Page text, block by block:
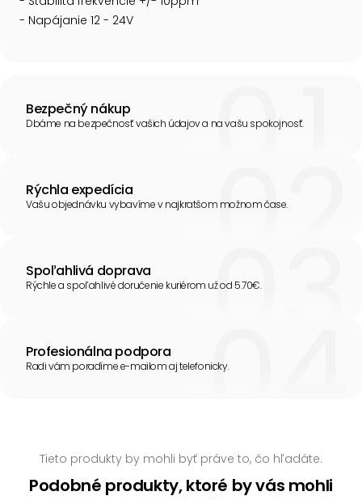
- Napájanie 12 - 24V
Bezpečný nákup
Dbáme na bezpečnosť vašich údajov a na vašu spokojnosť.
Rýchla expedícia
Vašu objednávku vybavíme v najkratšom možnom čase.
Spoľahlivá doprava
Rýchle a spoľahlivé doručenie kuriérom už od 5.70€.
Profesionálna podpora
Radi vám poradíme e-mailom aj telefonicky.
Tieto produkty by mohli byť práve to, čo hľadáte.
Podobné produkty, ktoré by vás mohli